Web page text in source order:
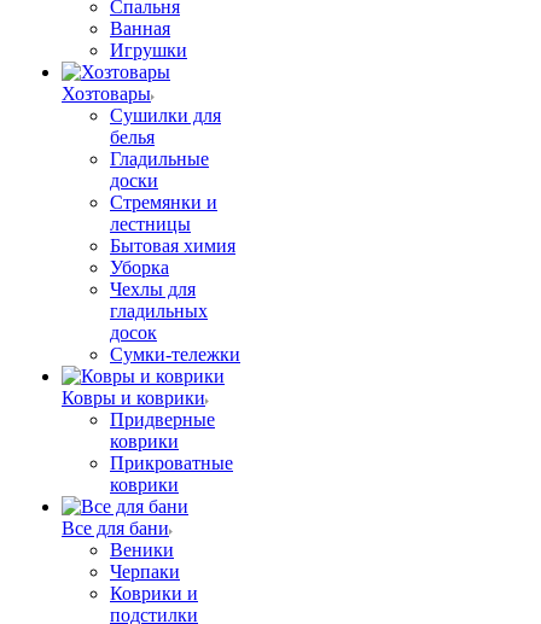
Спальня
Ванная
Игрушки
Хозтовары
Сушилки для
белья
Гладильные
доски
Стремянки и
лестницы
Бытовая химия
Уборка
Чехлы для
гладильных
досок
Сумки-тележки
Ковры и коврики
Придверные
коврики
Прикроватные
коврики
Все для бани
Веники
Черпаки
Коврики и
подстилки